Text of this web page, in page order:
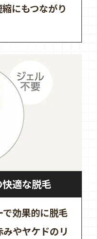
にもつながり
適な脱毛
効果的に脱毛
やヤケドのリ